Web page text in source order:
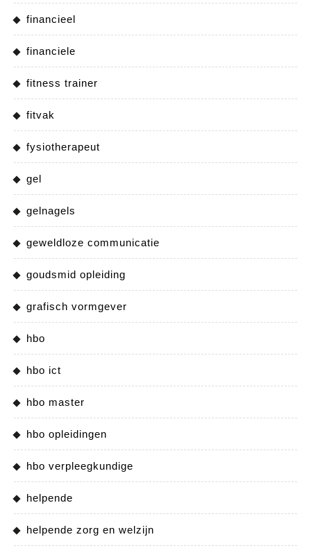
financieel
financiele
fitness trainer
fitvak
fysiotherapeut
gel
gelnagels
geweldloze communicatie
goudsmid opleiding
grafisch vormgever
hbo
hbo ict
hbo master
hbo opleidingen
hbo verpleegkundige
helpende
helpende zorg en welzijn